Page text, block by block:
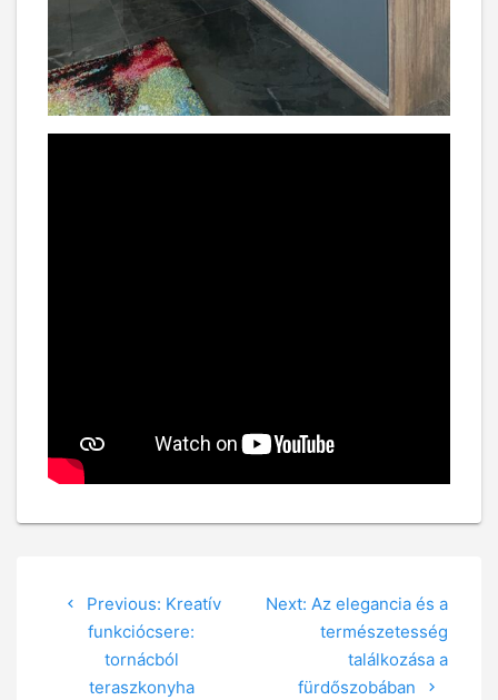
navigáció
Previous: Previous
post:
Kreatív
funkciócsere:
tornácból
teraszkonyha
Next: Next
post:
Az elegancia és a
természetesség
találkozása a
fürdőszobában